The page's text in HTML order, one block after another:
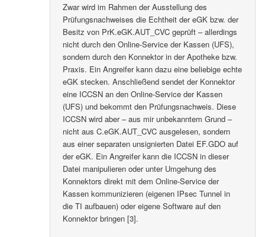
Zwar wird im Rahmen der Ausstellung des
Prüfungsnachweises die Echtheit der eGK bzw. der
Besitz von PrK.eGK.AUT_CVC geprüft – allerdings
nicht durch den Online-Service der Kassen (UFS),
sondern durch den Konnektor in der Apotheke bzw.
Praxis. Ein Angreifer kann dazu eine beliebige echte
eGK stecken. Anschließend sendet der Konnektor
eine ICCSN an den Online-Service der Kassen
(UFS) und bekommt den Prüfungsnachweis. Diese
ICCSN wird aber – aus mir unbekanntem Grund –
nicht aus C.eGK.AUT_CVC ausgelesen, sondern
aus einer separaten unsignierten Datei EF.GDO auf
der eGK. Ein Angreifer kann die ICCSN in dieser
Datei manipulieren oder unter Umgehung des
Konnektors direkt mit dem Online-Service der
Kassen kommunizieren (eigenen IPsec Tunnel in
die TI aufbauen) oder eigene Software auf den
Konnektor bringen [3].